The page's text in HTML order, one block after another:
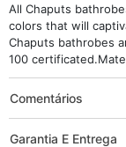
All Chaputs
colors that will
Chaputs bathrobes
100
Comentários
Garantia E Entrega